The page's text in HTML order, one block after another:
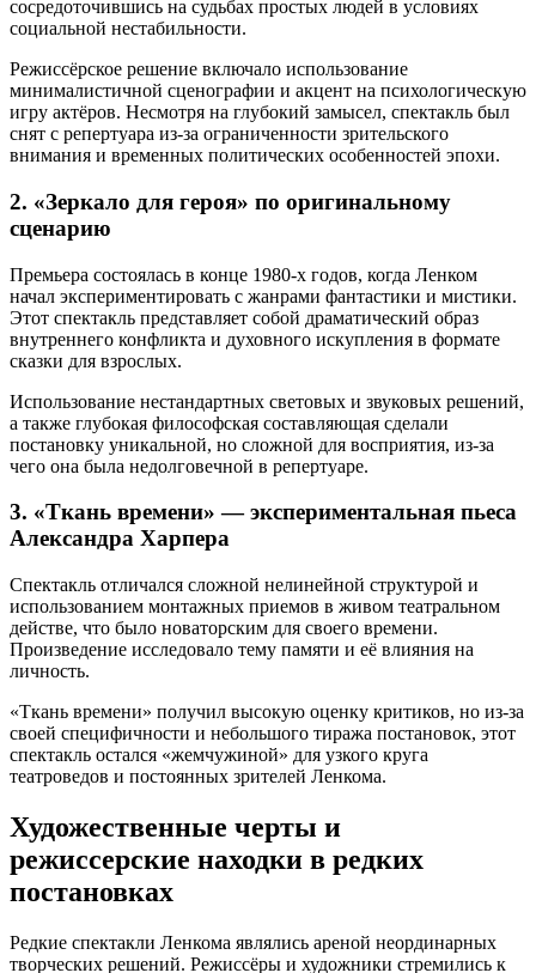
сосредоточившись на судьбах простых людей в условиях
социальной нестабильности.
Режиссёрское решение включало использование
минималистичной сценографии и акцент на психологическую
игру актёров. Несмотря на глубокий замысел, спектакль был
снят с репертуара из-за ограниченности зрительского
внимания и временных политических особенностей эпохи.
2. «Зеркало для героя» по оригинальному
сценарию
Премьера состоялась в конце 1980-х годов, когда Ленком
начал экспериментировать с жанрами фантастики и мистики.
Этот спектакль представляет собой драматический образ
внутреннего конфликта и духовного искупления в формате
сказки для взрослых.
Использование нестандартных световых и звуковых решений,
а также глубокая философская составляющая сделали
постановку уникальной, но сложной для восприятия, из-за
чего она была недолговечной в репертуаре.
3. «Ткань времени» — экспериментальная пьеса
Александра Харпера
Спектакль отличался сложной нелинейной структурой и
использованием монтажных приемов в живом театральном
действе, что было новаторским для своего времени.
Произведение исследовало тему памяти и её влияния на
личность.
«Ткань времени» получил высокую оценку критиков, но из-за
своей специфичности и небольшого тиража постановок, этот
спектакль остался «жемчужиной» для узкого круга
театроведов и постоянных зрителей Ленкома.
Художественные черты и
режиссерские находки в редких
постановках
Редкие спектакли Ленкома являлись ареной неординарных
творческих решений. Режиссёры и художники стремились к